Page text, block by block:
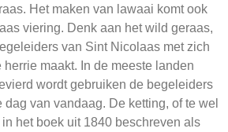
Het maken van lawaai komt ook
viering. Denk aan het wild geraas,
van Sint Nicolaas met zich
maakt. In de meeste landen
wordt gebruiken de begeleiders
dag van vandaag. De ketting, of te wel
het boek uit 1840 beschreven als